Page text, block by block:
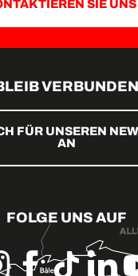
SIE UNS
VERBUNDEN
FÜR UNSEREN
AN
FOLGE UNS AUF